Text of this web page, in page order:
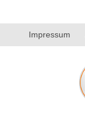
Impressum